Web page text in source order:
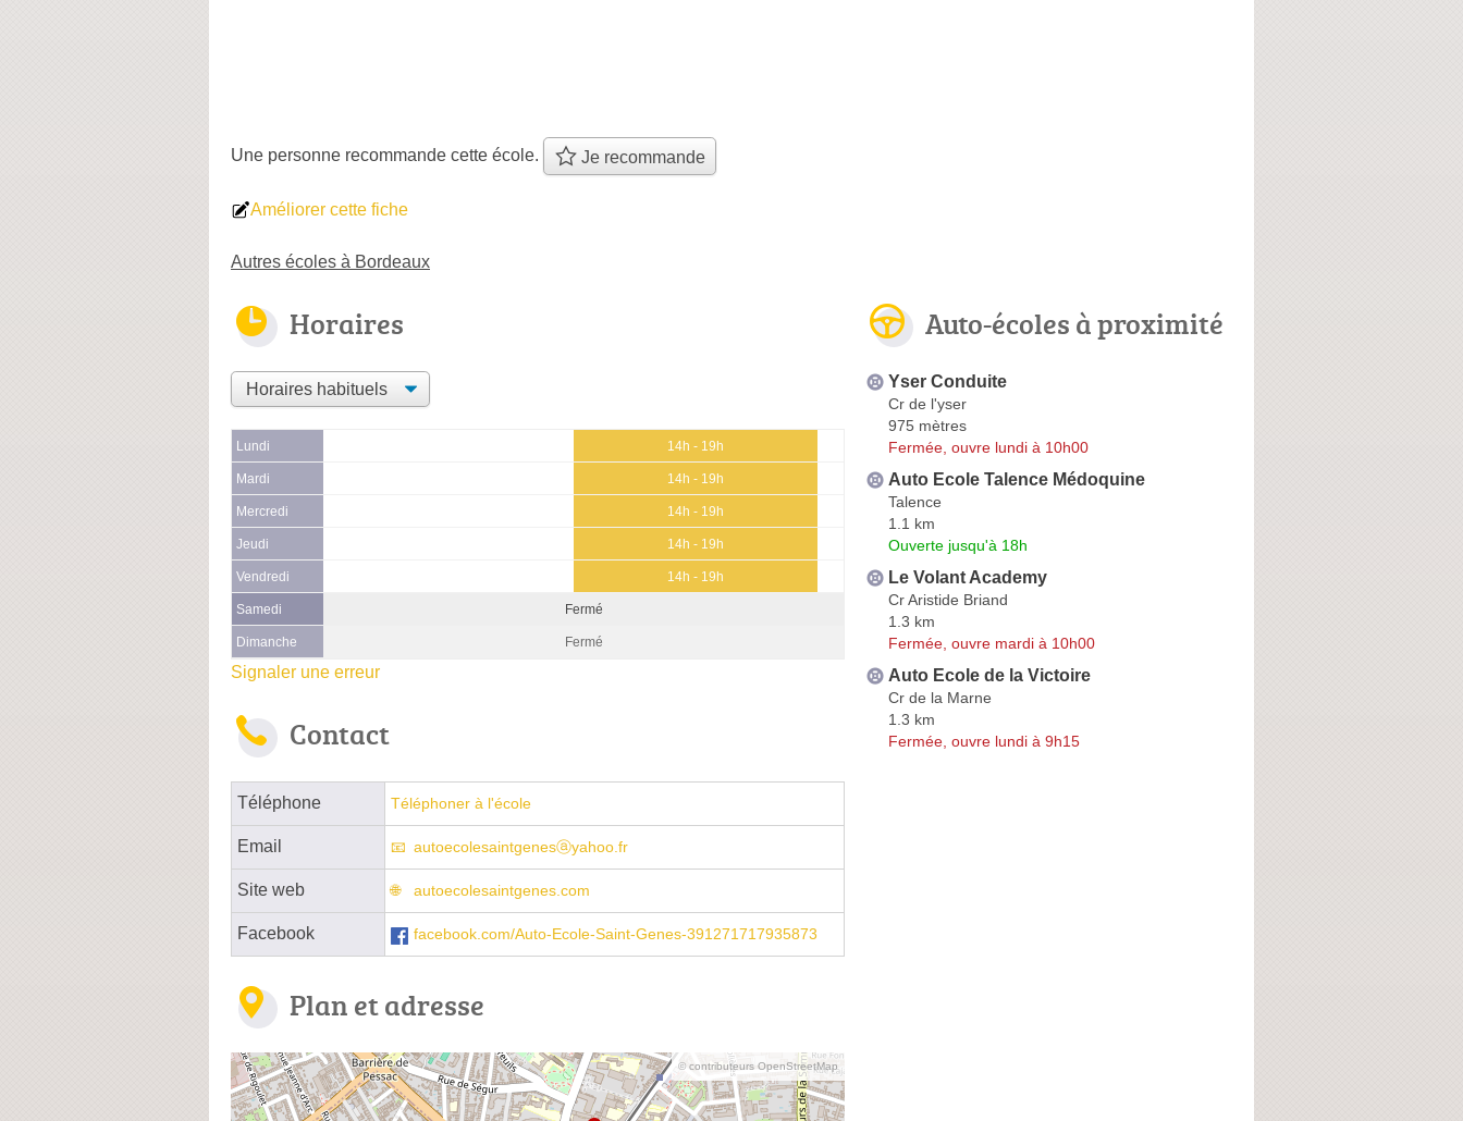
Une personne recommande cette école. Je recommande
Améliorer cette fiche
Autres écoles à Bordeaux
Horaires
Lundi 14h - 19h
Mardi 14h - 19h
Mercredi 14h - 19h
Jeudi 14h - 19h
Vendredi 14h - 19h
Samedi Fermé
Dimanche Fermé
Signaler une erreur
Contact
Téléphone Téléphoner à l'école
Email autoecolesaintgenesⓐyahoo.fr
Site web autoecolesaintgenes.com
Facebook facebook.com/Auto-Ecole-Saint-Genes-391271717935873
Plan et adresse
© contributeurs OpenStreetMap
Auto-écoles à proximité
Yser Conduite
Cr de l'yser
975 mètres
Fermée, ouvre lundi à 10h00
Auto Ecole Talence Médoquine
Talence
1.1 km
Ouverte jusqu'à 18h
Le Volant Academy
Cr Aristide Briand
1.3 km
Fermée, ouvre mardi à 10h00
Auto Ecole de la Victoire
Cr de la Marne
1.3 km
Fermée, ouvre lundi à 9h15